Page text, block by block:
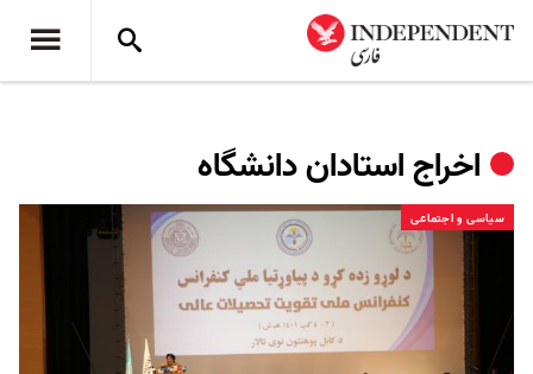
اخراج استادان دانشگاه
سیاسی و اجتماعی